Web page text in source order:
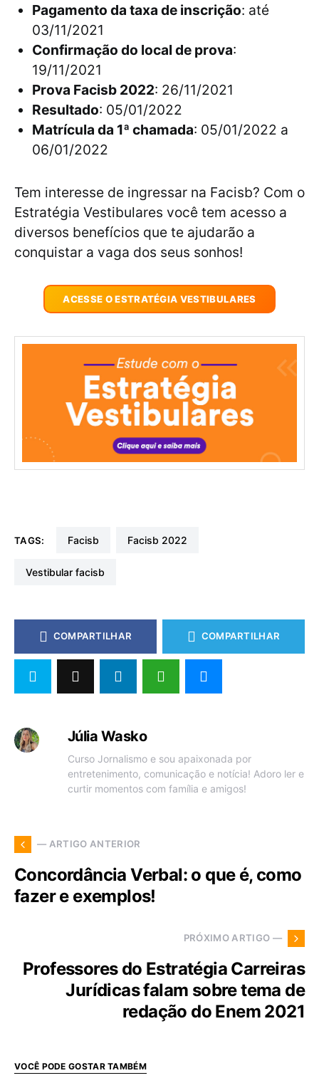
Pagamento da taxa de inscrição: até
03/11/2021
Confirmação do local de prova:
19/11/2021
Prova Facisb 2022: 26/11/2021
Resultado: 05/01/2022
Matrícula da 1ª chamada: 05/01/2022 a
06/01/2022
Tem interesse de ingressar na Facisb? Com o
Estratégia Vestibulares você tem acesso a
diversos benefícios que te ajudarão a
conquistar a vaga dos seus sonhos!
ACESSE O ESTRATÉGIA VESTIBULARES
TAGS: facisb facisb 2022
vestibular facisb
COMPARTILHAR COMPARTILHAR
Júlia Wasko
Curso Jornalismo e sou apaixonada por
entretenimento, comunicação e notícia! Adoro ler e
curtir momentos com família e amigos!
— ARTIGO ANTERIOR
Concordância Verbal: o que é, como
fazer e exemplos!
PRÓXIMO ARTIGO —
Professores do Estratégia Carreiras
Jurídicas falam sobre tema de
redação do Enem 2021
VOCÊ PODE GOSTAR TAMBÉM